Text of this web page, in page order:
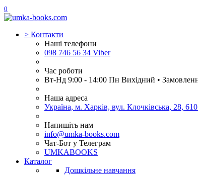
0
> Контакти
Наші телефони
098 746 56 34 Viber
Час роботи
Вт-Нд 9:00 - 14:00 Пн Вихідний •
Наша адреса
Україна, м. Харків, вул. Клочківська, 28,
Напишіть нам
info@umka-books.com
Чат-Бот у Телеграм
UMKABOOKS
Каталог
Дошкільне навчання